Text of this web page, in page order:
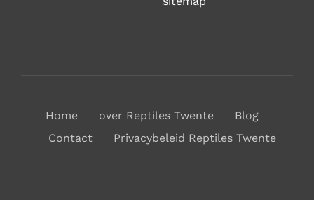
Home over Reptiles Twente
Blog
Contact
Privacybeleid Reptiles Twente